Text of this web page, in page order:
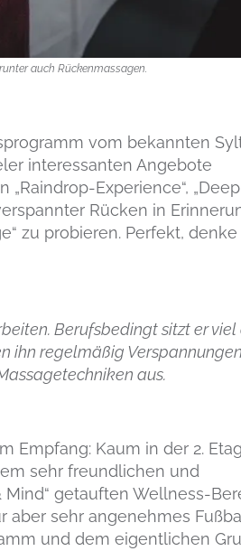
auch Rückenmassagen.
vom bekannten
interessanten Angebote
Experience“, „Deep
Rücken in
zu probieren. Perfekt, denke
Berufsbedingt sitzt er viel
ihn regelmäßig
aus.
Empfang: Kaum in der 2.
sehr freundlichen und
Mind“ getauften Wellness-
aber sehr angenehmes
und dem eigentlichen